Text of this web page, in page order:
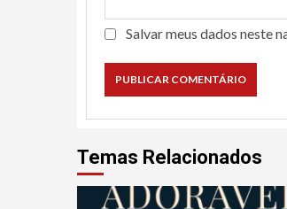
Salvar meus dados neste
Temas Relacionados